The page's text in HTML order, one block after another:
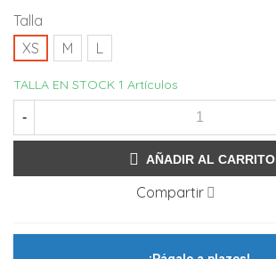
Talla
XS
M L
TALLA EN STOCK 1 Artículos
-
AÑADIR AL CARRITO
Compartir